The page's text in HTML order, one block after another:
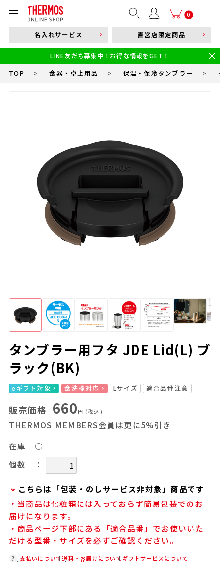
0
部品購入はこちら
本体品番やキーワードを入力
食洗機対応 新製品
幼児・園児向け水筒
小学生 低・中学年向け水筒
小学生 中・高学年向け水筒
名入れサービス 直営店限定商品
LINE友だち募集中！お得な情報をGET！
TOP > 食器・卓上用品 > 保温・保冷タンブラー >
タンブラー用フタ JDE Lid(L) ブ
ラック(BK)
eギフト対象 食洗機対応 Lサイズ 適合品番注意
販売価格 660円 (税込)
THERMOS MEMBERS会員は更に5%引き
在庫
○
個数
：
こちらは「包装・のしサービス非対象」商品です
当商品は弊社でのお包みには対応しておりませ
ん。
お客様ご自身で包装する際にお使いいただけるギ
フト用品をご用意しておりますので、セルフラッ
ピング用のギフトバッグや手提げ袋が必要な場合
・当商品は化粧箱には入っておらず簡易包装でのお
届けになります。
・商品ページ下部にある「適合品番」でお使いいた
だける型番・サイズを必ずご確認ください。
支払いについて送料・お届けについてギフトサービスについて